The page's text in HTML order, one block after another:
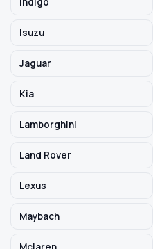
Isuzu
Jaguar
Kia
Lamborghini
Land Rover
Lexus
Maybach